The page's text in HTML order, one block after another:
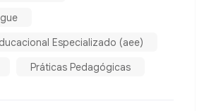
Especializado (aee)
Práticas Pedagógicas